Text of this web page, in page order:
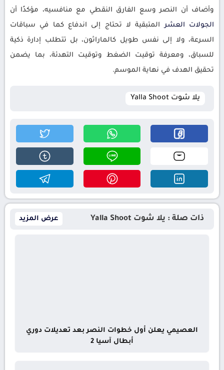
وأضاف أن النصر وسع الفارق النقطي مع منافسيه، مؤكدًا أن
الجولات
العشرالمتبقية لا تحتاج إلى اندفاع كما في سباقات
السرعة، ولا إلى نفس طويل كالماراثون، بل تتطلب إدارة ذكية
للسباق، ومعرفة توقيت الضغط وتوقيت التهدئة، بما يضمن
تحقيق الهدف في نهاية الموسم.
يلا شوت Yalla Shoot
ذات صلة : يلا شوت Yalla Shoot عرض المزيد
العصيمي يعلن أول خطوات النصر بعد تعديلات دوري
أبطال آسيا 2